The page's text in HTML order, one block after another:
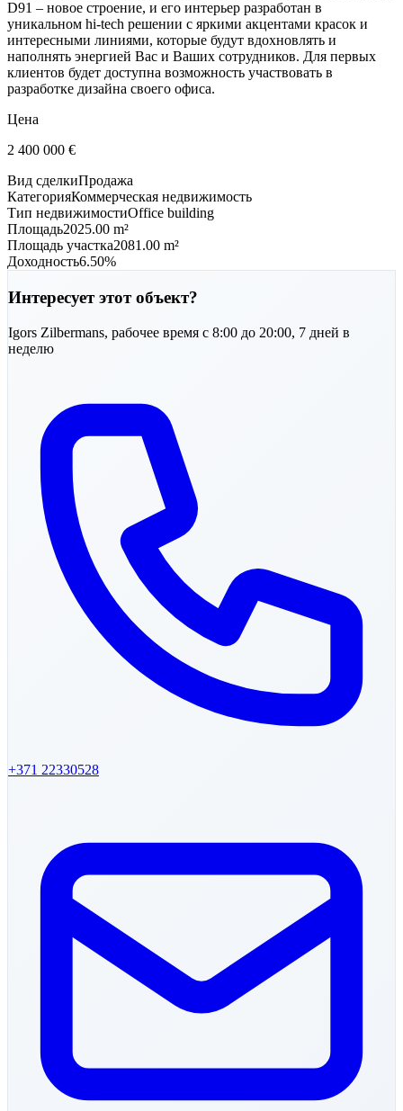
D91 – новое строение, и его интерьер разработан в
уникальном hi-tech решении с яркими акцентами красок и
интересными линиями, которые будут вдохновлять и
наполнять энергией Вас и Ваших сотрудников. Для первых
клиентов будет доступна возможность участвовать в
разработке дизайна своего офиса.
Цена
2 400 000 €
Вид сделкиПродажа
КатегорияКоммерческая недвижимость
Тип недвижимостиOffice building
Площадь2025.00 m²
Площадь участка2081.00 m²
Доходность6.50%
Интересует этот объект?
Igors Zilbermans, рабочее время с 8:00 до 20:00, 7 дней в
неделю
+371 22330528